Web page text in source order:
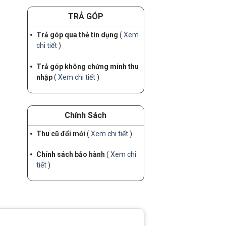
TRẢ GÓP
Trả góp qua thẻ tín dụng ( Xem
chi tiết)
Trả góp không chứng minh thu
nhập( Xem chi tiết)
Chính Sách
Thu cũ đổi mới ( Xem chi tiết)
Chính sách bảo hành ( Xem chi
tiết)